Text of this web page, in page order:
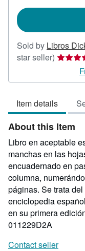
Sold by Libros
star seller) Seller
5
of
5
stars
Item details
About this Item
Libro en aceptable
manchas en las
encuadernado en
columna,
páginas. Se trata
enciclopedia
en su primera
011229D2A
Contact seller